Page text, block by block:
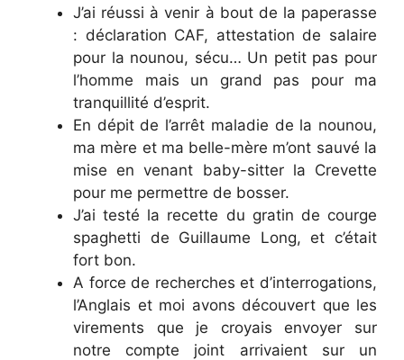
J’ai réussi à venir à bout de la paperasse
: déclaration CAF, attestation de salaire
pour la nounou, sécu… Un petit pas pour
l’homme mais un grand pas pour ma
tranquillité d’esprit.
En dépit de l’arrêt maladie de la nounou,
ma mère et ma belle-mère m’ont sauvé la
mise en venant baby-sitter la Crevette
pour me permettre de bosser.
J’ai testé la recette du gratin de courge
spaghetti de Guillaume Long, et c’était
fort bon.
A force de recherches et d’interrogations,
l’Anglais et moi avons découvert que les
virements que je croyais envoyer sur
notre compte joint arrivaient sur un